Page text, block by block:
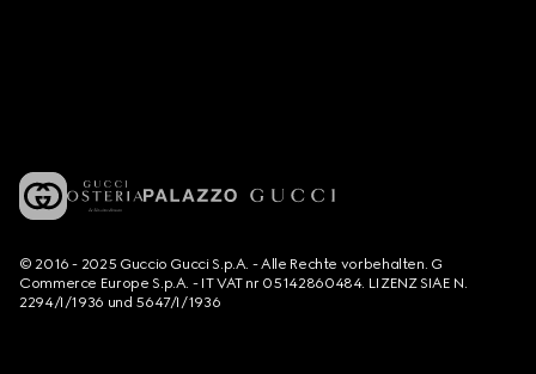
© 2016 - 2025 Guccio Gucci S.p.A. - Alle Rechte vorbehalten. G
Commerce Europe S.p.A. - IT VAT nr 05142860484. LIZENZ SIAE N.
2294/I/1936 und 5647/I/1936